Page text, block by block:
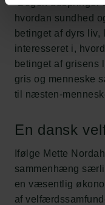
”Bogen udspringer
hvordan sundhed
betinget af dyrs
interesseret i,
betinget af grisens
gris og menneske
til næsten-
En dansk
Ifølge Mette
sammenhæng
en væsentlig
af